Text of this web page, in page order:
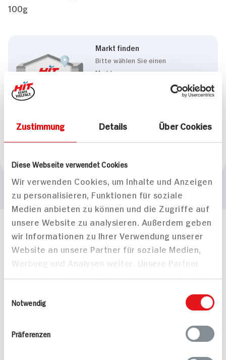
Zustimmung Details Über Cookies
Diese Webseite verwendet Cookies
Wir verwenden Cookies, um Inhalte und Anzeigen
zu personalisieren, Funktionen für soziale
Medien anbieten zu können und die Zugriffe auf
unsere Website zu analysieren. Außerdem geben
wir Informationen zu Ihrer Verwendung unserer
Website an unsere Partner für soziale Medien,
Werbung und Analysen weiter. Unsere Partner
führen diese Informationen möglicherweise mit
bereitgestellt haben oder die sie im Rahmen
Notwendig
Präferenzen
100g
Markt finden
Bitte wählen Sie einen
Markt aus,
um lokale Informationen zu
Blumberg
Häufig gestellte Fragen
kontakt
hit.de
(0228) 42967 0
Freitags: 9 bis 13 Uhr